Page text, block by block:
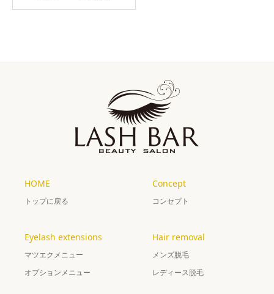
HOME
トップに戻る
Concept
コンセプト
Eyelash extensions
マツエクメニュー
オプションメニュー
Hair removal
メンズ脱毛
レディース脱毛